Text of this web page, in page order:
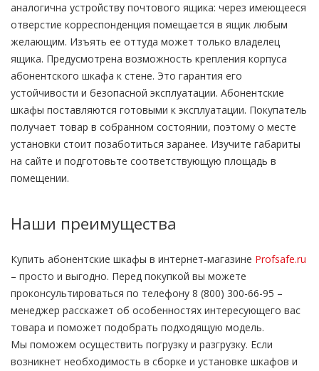
аналогична устройству почтового ящика: через имеющееся
отверстие корреспонденция помещается в ящик любым
желающим. Изъять ее оттуда может только владелец
ящика. Предусмотрена возможность крепления корпуса
абонентского шкафа к стене. Это гарантия его
устойчивости и безопасной эксплуатации. Абонентские
шкафы поставляются готовыми к эксплуатации. Покупатель
получает товар в собранном состоянии, поэтому о месте
установки стоит позаботиться заранее. Изучите габариты
на сайте и подготовьте соответствующую площадь в
помещении.
Наши преимущества
Купить абонентские шкафы в интернет-магазине Profsafe.ru
– просто и выгодно. Перед покупкой вы можете
проконсультироваться по телефону 8 (800) 300-66-95 –
менеджер расскажет об особенностях интересующего вас
товара и поможет подобрать подходящую модель.
Мы поможем осуществить погрузку и разгрузку. Если
возникнет необходимость в сборке и установке шкафов и